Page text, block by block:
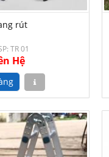
rút
TR 01
Hệ